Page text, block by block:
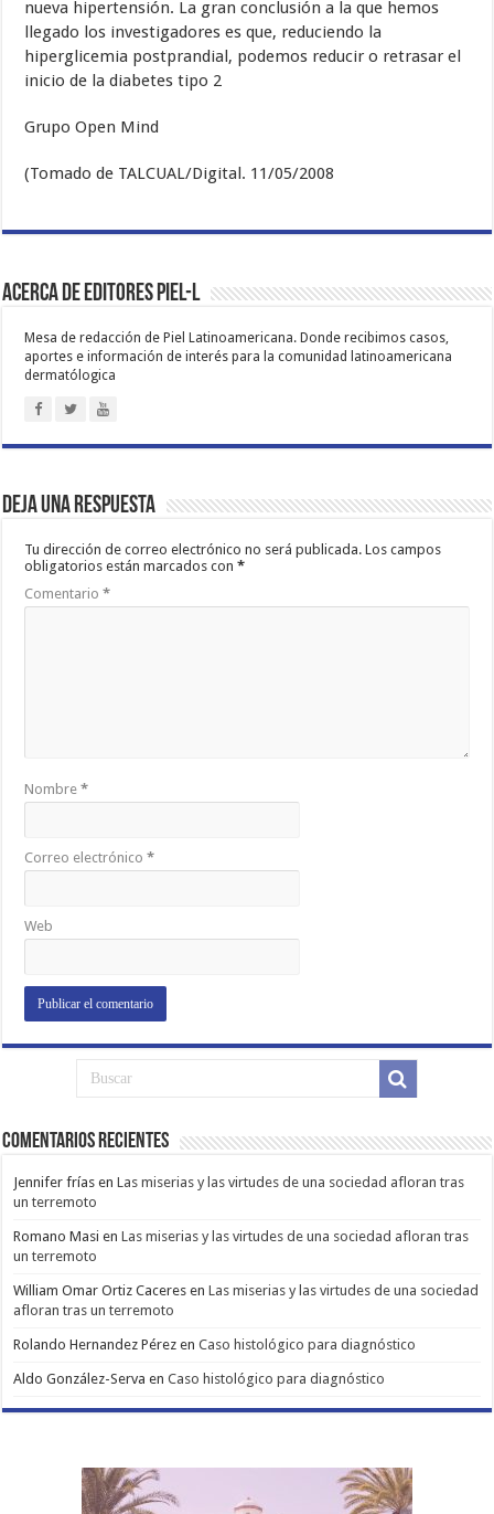
nueva hipertensión. La gran conclusión a la que hemos
llegado los investigadores es que, reduciendo la
hiperglicemia postprandial, podemos reducir o retrasar el
inicio de la diabetes tipo 2
Grupo Open Mind
(Tomado de TALCUAL/Digital. 11/05/2008
Acerca de Editores PIEL-L
Mesa de redacción de Piel Latinoamericana. Donde recibimos casos,
aportes e información de interés para la comunidad latinoamericana
dermatólogica
Deja una respuesta
Tu dirección de correo electrónico no será publicada. Los campos
obligatorios están marcados con*
Comentario*
Nombre*
Correo electrónico*
Web
Comentarios Recientes
Jennifer frías enLas miserias y las virtudes de una sociedad afloran tras
un terremoto
Romano Masi enLas miserias y las virtudes de una sociedad afloran tras
un terremoto
William Omar Ortiz Caceres enLas miserias y las virtudes de una sociedad
afloran tras un terremoto
Rolando Hernandez Pérez enCaso histológico para diagnóstico
Aldo González-Serva enCaso histológico para diagnóstico